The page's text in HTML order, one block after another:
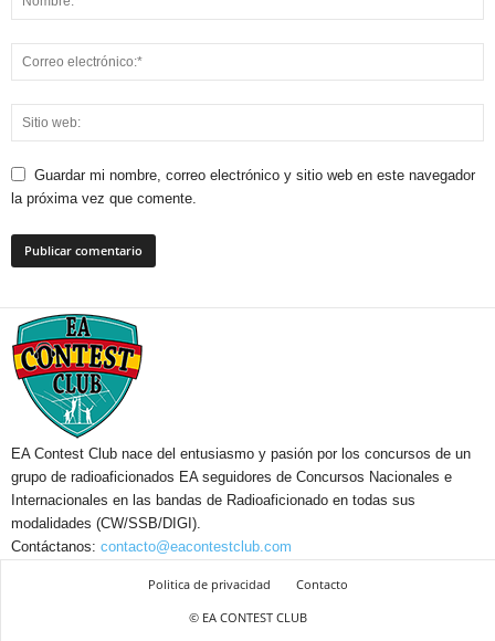
Guardar mi nombre, correo electrónico y sitio web en este navegador
la próxima vez que comente.
EA Contest Club nace del entusiasmo y pasión por los concursos de un
grupo de radioaficionados EA seguidores de Concursos Nacionales e
Internacionales en las bandas de Radioaficionado en todas sus
modalidades (CW/SSB/DIGI).
Contáctanos: contacto@eacontestclub.com
Politica de privacidad
Contacto
© EA CONTEST CLUB